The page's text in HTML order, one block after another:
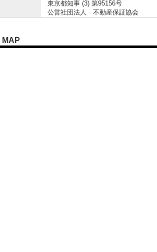
東京都知事 (3) 第95156号
公営社団法人 不動産保証協会
MAP